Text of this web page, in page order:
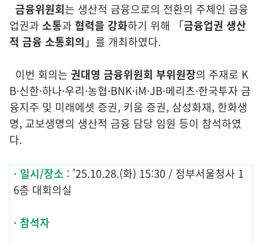
금융위원회는 생산적 금융으로의 전환의 주체인 금융
업권과 소통과 협력을 강화하기 위해 「금융업권 생산
적 금융 소통회의 」를 개최하였다.
이번 회의는 권대영 금융위원회 부위원장의 주재로 K
B·신한·하나·우리·농협·BNK·iM·JB·메리츠·한국투자 금
융지주 및 미래에셋 증권, 키움 증권, 삼성화재, 한화생
명, 교보생명의 생산적 금융 담당 임원 등이 참석하였
다.
· 일시/장소 : '25.10.28.(화) 15:30 / 정부서울청사 1
6층 대회의실
· 참석자